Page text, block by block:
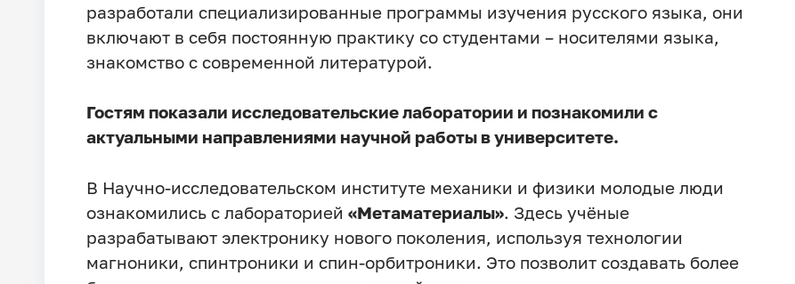
разработали специализированные программы изучения русского языка, они
включают в себя постоянную практику со студентами – носителями языка,
знакомство с современной литературой.
Гостям показали исследовательские лаборатории и познакомили с
актуальными направлениями научной работы в университете.
В Научно-исследовательском институте механики и физики молодые люди
ознакомились с лабораторией «Метаматериалы». Здесь учёные
разрабатывают электронику нового поколения, используя технологии
магноники, спинтроники и спин-орбитроники. Это позволит создавать более